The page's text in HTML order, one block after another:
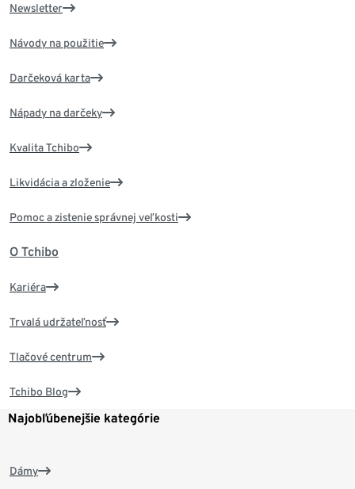
Newsletter
Návody na použitie
Darčeková karta
Nápady na darčeky
Kvalita Tchibo
Likvidácia a zloženie
Pomoc a zistenie správnej veľkosti
O Tchibo
Kariéra
Trvalá udržateľnosť
Tlačové centrum
Tchibo Blog
Najobľúbenejšie kategórie
Dámy